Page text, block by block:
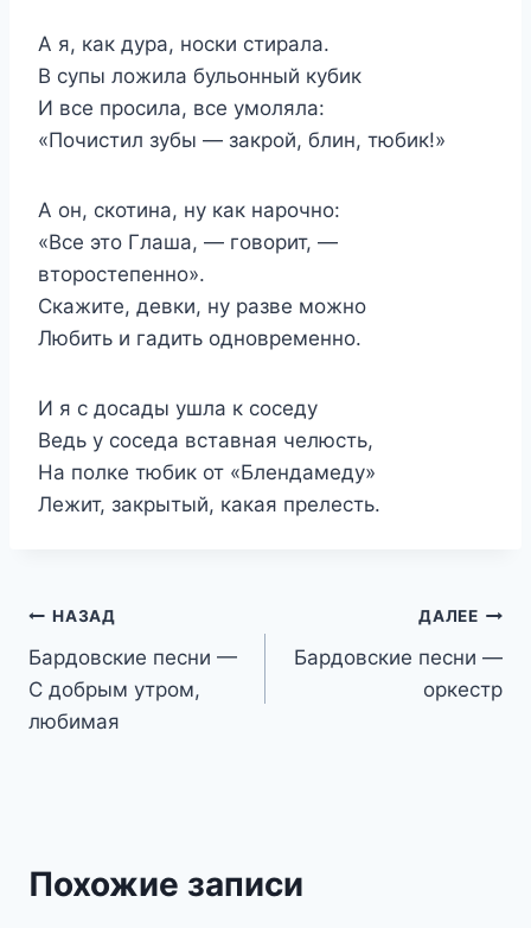
А я, как дура, носки стирала.
В супы ложила бульонный кубик
И все просила, все умоляла:
«Почистил зубы — закрой, блин, тюбик!»
А он, скотина, ну как нарочно:
«Все это Глаша, — говорит, —
второстепенно».
Скажите, девки, ну разве можно
Любить и гадить одновременно.
И я с досады ушла к соседу
Ведь у соседа вставная челюсть,
На полке тюбик от «Блендамеду»
Лежит, закрытый, какая прелесть.
Навигация
по
записям
НАЗАД
Бардовские песни —
С добрым утром,
любимая
ДАЛЕЕ
Бардовские песни —
оркестр
Похожие записи